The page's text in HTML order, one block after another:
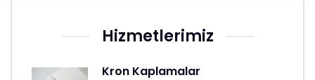
Hizmetlerimiz
Kron Kaplamalar